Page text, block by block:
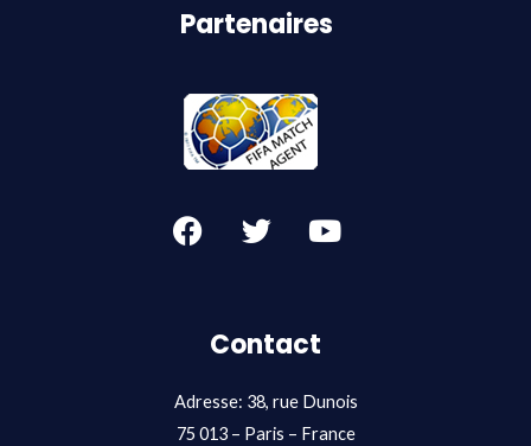
Partenaires
F
a
o
k
T
w
t
e
r
Y
o
e
Contact
Adresse: 38, rue Dunois
75 013 – Paris – France